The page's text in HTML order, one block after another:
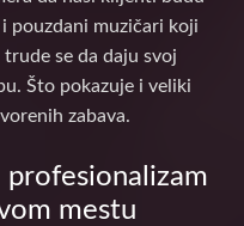
pouzdani muzičari koji
se da daju svoj
Što pokazuje i veliki
zabava.
profesionalizam
mestu